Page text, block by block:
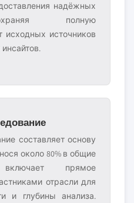
надёжных
полную
исходных источников
составляет основу
около 80% в общие
прямое
отрасли для
и глубины анализа.